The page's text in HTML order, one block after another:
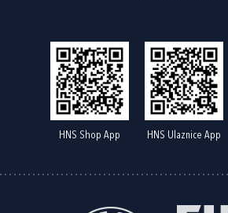
HNS Shop App HNS Ulaznice App